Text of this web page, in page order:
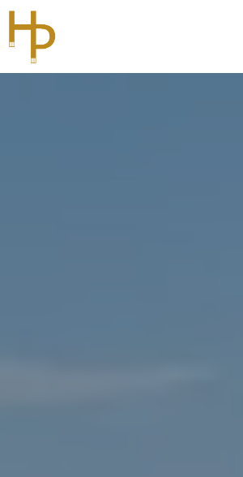
Panneau de gestion des cookies